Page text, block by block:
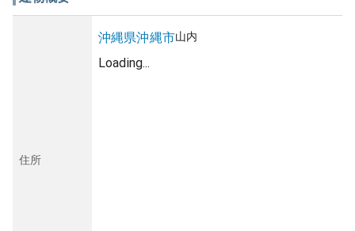
住所
沖縄県沖縄市山内
Loading...